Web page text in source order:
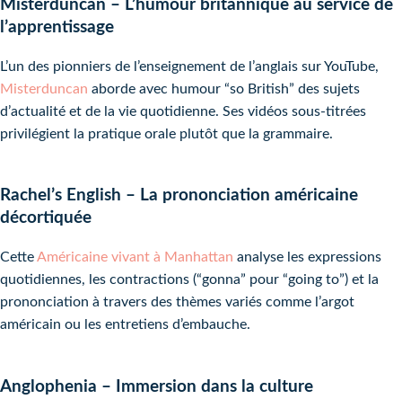
Misterduncan – L’humour britannique au service de
l’apprentissage
L’un des pionniers de l’enseignement de l’anglais sur YouTube,
Misterduncan aborde avec humour “so British” des sujets
d’actualité et de la vie quotidienne. Ses vidéos sous-titrées
privilégient la pratique orale plutôt que la grammaire.
Rachel’s English – La prononciation américaine
décortiquée
CetteAméricaine vivant à Manhattan analyse les expressions
quotidiennes, les contractions (“gonna” pour “going to”) et la
prononciation à travers des thèmes variés comme l’argot
américain ou les entretiens d’embauche.
Anglophenia – Immersion dans la culture